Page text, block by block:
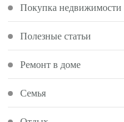
Покупка недвижимости
Полезные статьи
Ремонт в доме
Семья